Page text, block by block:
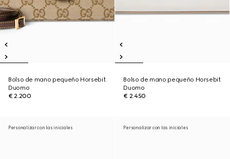
Bolso de mano pequeño Horsebit
Duomo
€ 2.200
Bolso de mano pequeño Horsebit
Duomo
€ 2.450
Personalizar con las iniciales Personalizar con las iniciales